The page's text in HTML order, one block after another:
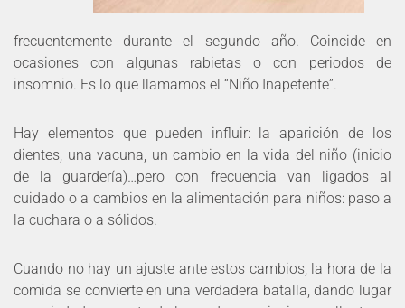
frecuentemente durante el segundo año. Coincide en
ocasiones con algunas rabietas o con periodos de
insomnio. Es lo que llamamos el “Niño Inapetente”.
Hay elementos que pueden influir: la aparición de los
dientes, una vacuna, un cambio en la vida del niño (inicio
de la guardería)…pero con frecuencia van ligados al
cuidado o a cambios en la alimentación para niños: paso a
la cuchara o a sólidos.
Cuando no hay un ajuste ante estos cambios, la hora de la
comida se convierte en una verdadera batalla, dando lugar